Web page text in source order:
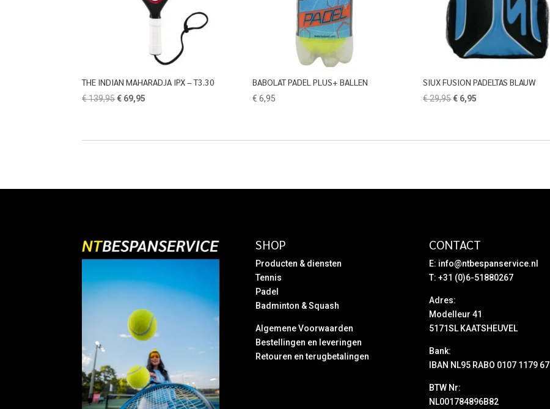
THE INDIAN MAHARADJA IPX – T3.30
€139,95Oorspronkelijke
€ 69,95
BABOLAT PADEL PLUS+ BALLEN
€ 6,95
SIUX FUSION PADELTAS BLAUW
€29,95Oorspronkelijke
€ 6,95
SHOP
Producten & diensten
Tennis
Padel
Badminton & Squash
Algemene Voorwaarden
Bestellingen en leveringen
Retouren en terugbetalingen
CONTACT
E: info@ntbespanservice.nl
T: +31 (0)6-51880267
Adres:
Modelleur 41
5171SL KAATSHEUVEL
Bank:
IBAN NL95 RABO 0107 1179 67
BTW Nr:
NL001784896B82